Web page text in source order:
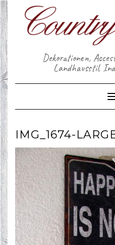
Skip
to
content
Dekorationen,
Landhausstil,
IMG_1674-